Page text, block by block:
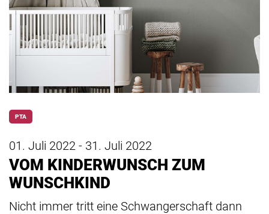
PTA
01. Juli 2022 - 31. Juli 2022
VOM KINDERWUNSCH ZUM
WUNSCHKIND
Nicht immer tritt eine Schwangerschaft dann